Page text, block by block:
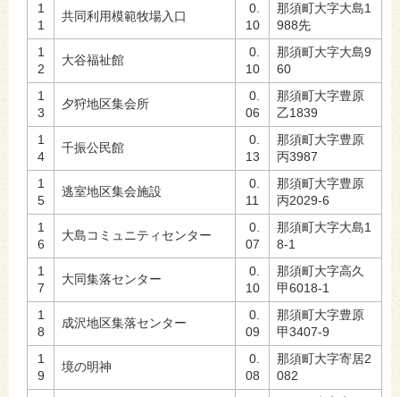
1
1
共同利用模範牧場入口
0.
10
那須町大字大島1
988先
1
2
大谷福祉館
0.
10
那須町大字大島9
60
1
3
夕狩地区集会所
0.
06
那須町大字豊原
乙1839
1
4
千振公民館
0.
13
那須町大字豊原
丙3987
1
5
逃室地区集会施設
0.
11
那須町大字豊原
丙2029-6
1
6
大島コミュニティセンター
0.
07
那須町大字大島1
8-1
1
7
大同集落センター
0.
10
那須町大字高久
甲6018-1
1
8
成沢地区集落センター
0.
09
那須町大字豊原
甲3407-9
1
9
境の明神
0.
08
那須町大字寄居2
082